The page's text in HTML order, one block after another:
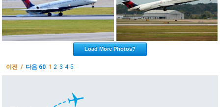
Load More Photos?
이전 / 다음 60 1 2 3 4 5